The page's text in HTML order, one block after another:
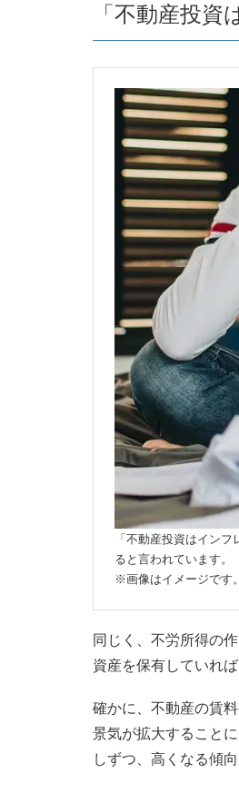
「不動産投
「不動産投資はイン
ると言われています。
※画像はイメージです。
同じく、不労所得の
資産を保有していれ
確かに、不動産の賃
景気が拡大すること
しずつ、高くなる傾向